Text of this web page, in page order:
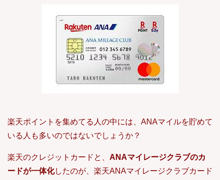
楽天ポイントを集めてる人の中には、ANAマイルを貯めて
いる人も多いのではないでしょうか？
楽天のクレジットカードと、 ANAマイレージクラブのカ
ードが一体化したのが、楽天ANAマイレージクラブカード